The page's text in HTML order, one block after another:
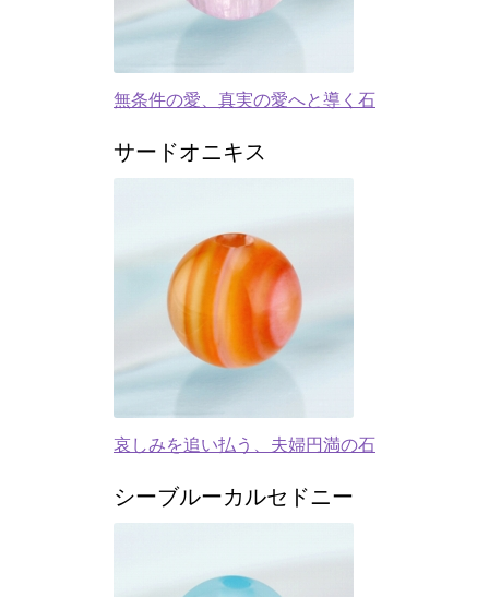
無条件の愛、真実の愛へと導く石
サードオニキス
哀しみを追い払う、夫婦円満の石
シーブルーカルセドニー